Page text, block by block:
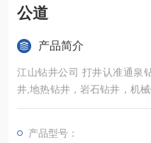
公道
产品简介
江山钻井公司 打井认准通泉
井,地热钻井，岩石钻井，机
石头井，工程施工降水井、
产品型号：